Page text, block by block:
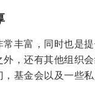
常丰富，同时也是
外，还有其他组织
基金会以及一些私